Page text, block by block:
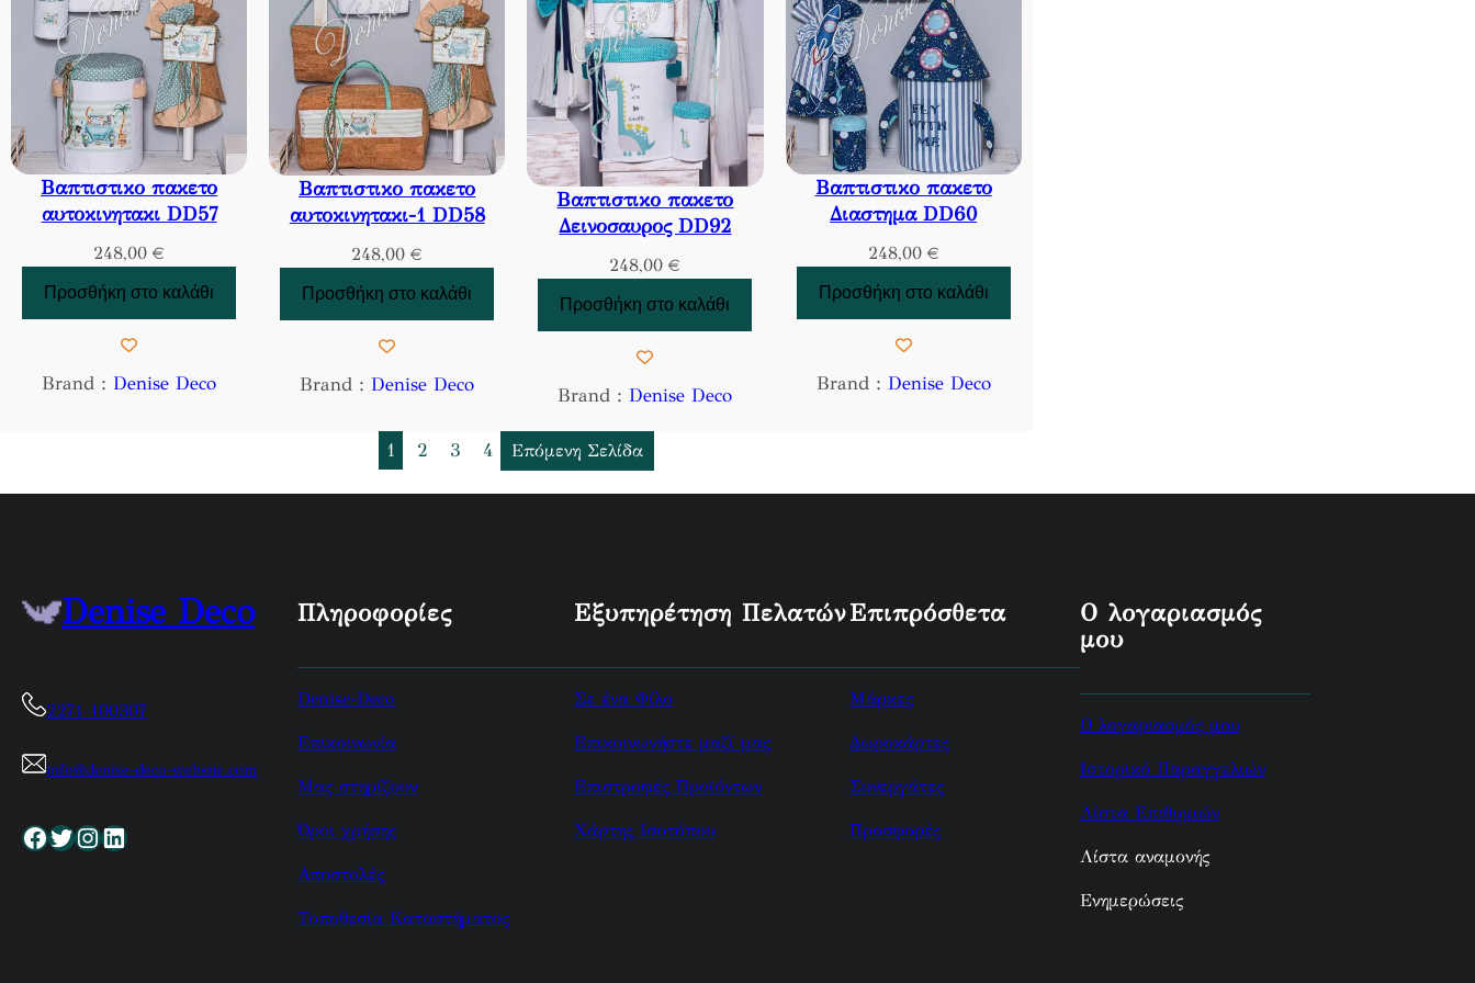
Βαπτιστικο πακετο
αυτοκινητακι DD57
248,00 €
Προσθήκη στο καλάθι
Brand :Denise Deco
Βαπτιστικο πακετο
αυτοκινητακι-1 DD58
248,00 €
Προσθήκη στο καλάθι
Brand :Denise Deco
Βαπτιστικο πακετο
Δεινοσαυρος DD92
248,00 €
Προσθήκη στο καλάθι
Brand :Denise Deco
Βαπτιστικο πακετο
Διαστημα DD60
248,00 €
Προσθήκη στο καλάθι
Brand : Denise Deco
1 2 3 4 Επόμενη Σελίδα
Denise Deco
2271 100307
info@denise-deco-website.com
Facebook Twitter InstagramLinkedin
Πληροφορίες
Denise-Deco
Επικοινωνία
Μας στηρίζουν
Όροι χρήσης
Αποστολές
Τοποθεσία Καταστήματος
Εξυπηρέτηση Πελατών
Σε ένα Φίλο
Επικοινωνήστε μαζί μας
Επιστροφές Προϊόντων
Χάρτης Ισοτόπου
Επιπρόσθετα
Μάρκες
Δωροκάρτες
Συνεργάτες
Προσφορές
Ο λογαριασμός
μου
Ο λογαριασμός μου
Ιστορικό Παραγγελιών
Λίστα Επιθυμιών
Λίστα αναμονής
Ενημερώσεις